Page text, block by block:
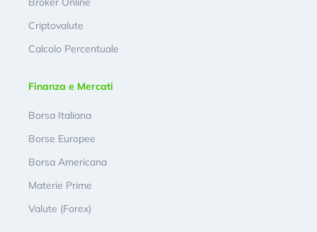
Criptovalute
Calcolo Percentuale
Finanza e Mercati
Borsa Italiana
Borse Europee
Borsa Americana
Materie Prime
Valute (Forex)